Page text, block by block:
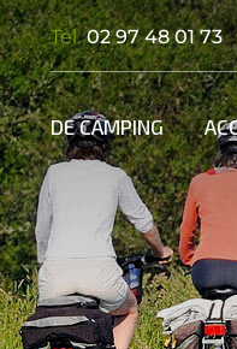
Tel. 02 97 48 01 73
DE CAMPING